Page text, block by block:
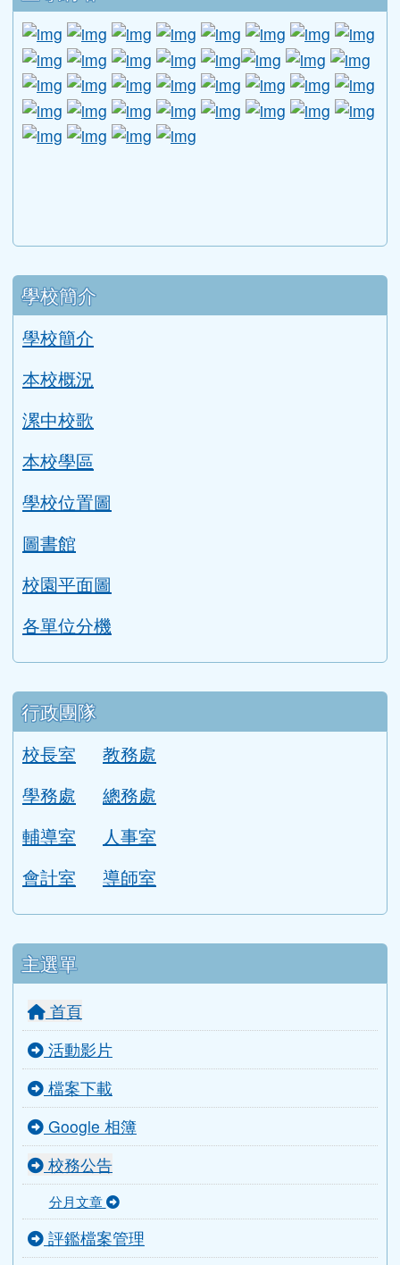
link to http://www.guide.edu.tw/
link to http://www.csptc.gov.tw/ \
link to http://enc.moe.edu.tw/ \
link to https://link to https://link to https://
link to
link to http://edufund.cyut.edu.tw \
link to http://link to https://www.ptskids.tw/ \
link to http://
link to http://link to http://
link to
link to http://1950.tycg.gov.tw/ \
link to http://www.e-quit.org/ \
link to http://www.hpa.gov.tw/
link to http://link to http://goo.gl/
link to http://
link to
link to http://www.2017twccprcescr.tw/
link to http://http://ifi.immigration.gov.tw/
link to https://i.win.org.tw/iWIN/
link to https://
link to http://link to https://
link to https://
link to
link to
link to https://dep.mohw.gov.tw/DOMHAOH/lp-3560-
link to https://dep.mohw.gov.tw/DOMHAOH/cp-
link to http://sgcc.tyc.edu.tw/tycsgcc/ \
link to =\ https://learning.swcb.gov.tw/
link to http://
左邊區域內容
學校簡介
學校簡介
本校概況
漯中校歌
本校學區
學校位置圖
圖書館
校園平面圖
各單位分機
行政團隊
校長室
教務處
學務處
總務處
輔導室
人事室
會計室
導師室
主選單
首頁
活動影片
檔案下載
Google 相簿
校務公告
分月文章
評鑑檔案管理